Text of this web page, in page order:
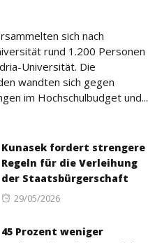
sich nach
rund 1.200 Personen
Universität. Die
wandten sich gegen
im Hochschulbudget und...
Kunasek fordert strengere
Regeln für die Verleihung
der Staatsbürgerschaft
Posted
29/05/2026
45 Prozent weniger